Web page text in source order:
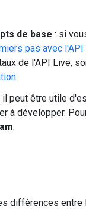
de base : si
pas avec
de l'API Live,
.
il peut être utile
à développer.
.
différences